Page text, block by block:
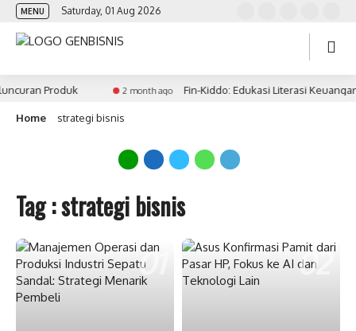
MENU Saturday, 01 Aug 2026
Produk 2 month ago Fin-Kiddo: Edukasi Literasi
Home strategi bisnis
Tag : strategi bisnis